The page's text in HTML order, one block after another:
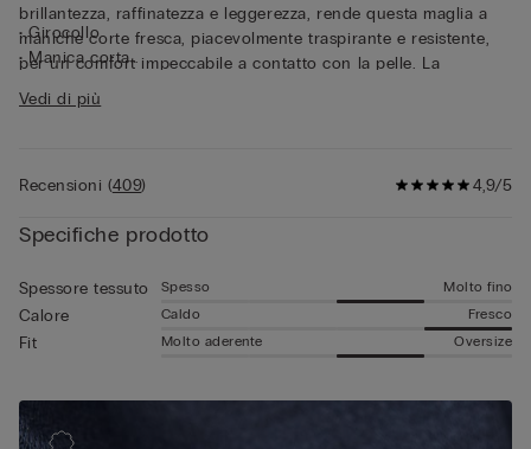
brillantezza, raffinatezza e leggerezza, rende questa maglia a
maniche corte fresca, piacevolmente traspirante e resistente,
per un comfort impeccabile a contatto con la pelle. La
vestibilità regular accompagna il corpo con naturalezza.
Pensata per chi ricerca qualità e funzionalità, questa t-shirt in
rinunciare ad eleganza e stile, sia sotto ad una giacca per un
• Girocollo
• Manica corta
• 100% cotone
Vedi di più
4,9/5
Recensioni(409)
Specifiche prodotto
Spessore tessuto Spesso Molto fino
Calore Caldo Fresco
Fit Molto aderente Oversize